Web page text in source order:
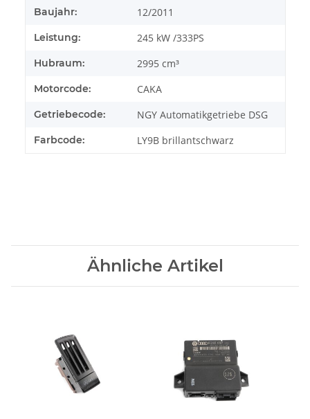
Baujahr: 12/2011
Leistung: 245 kW /333PS
Hubraum: 2995 cm³
Motorcode: CAKA
Getriebecode: NGY Automatikgetriebe DSG
Farbcode: LY9B brillantschwarz
Ähnliche Artikel